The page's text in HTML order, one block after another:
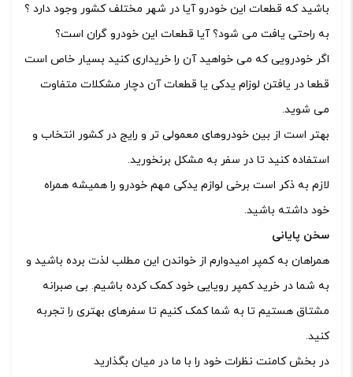
باشید که قطعات این خودرو آیا در شهر مختلف کشور وجود دارد ؟
به راحتی یافت می شود؟ آیا قطعات این خودرو گران است؟
اگر خودرویی که می خواهید آن را خریداری کنید بسیار خاص است
قطعا در یافتن لوزام یدکی یا قطعات آن دچار مشکلات متفاوت
می شوید.
بهتر است از بین خودروهای معمولی تر و رایج در کشور انتخاب و
استفاده کنید تا در سفر به مشکل برنخورید.
لازم به ذکر است برخی لوازم یدکی مهم خودرو را همیشه همراه
خود داشته باشید.
سخن پایانی
همراهان به کمپر امیدوارم از خواندن این مطلب لذت برده باشید و
به شما در خرید کمپر رویایی خود کمک کرده باشیم. بی صبرانه
مشتاق هستیم تا به شما کمک کنیم تا سفرهای بهتری را تجربه
کنید.
در بخش کامنت نظرات خود را با ما در میان بگذارید